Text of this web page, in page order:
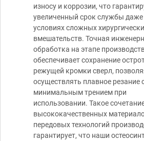
износу и коррозии, что
увеличенный срок службы даже
условиях сложных
вмешательств. Точная
обработка на этапе
обеспечивает сохранение
режущей кромки сверл,
осуществлять плавное резание
минимальным трением при
использовании. Такое
высококачественных
передовых технологий
гарантирует, что наши